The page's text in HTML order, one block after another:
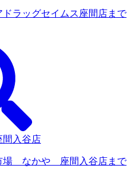
ドラッグセイムス座間店まで
場 なかや 座間入谷店まで